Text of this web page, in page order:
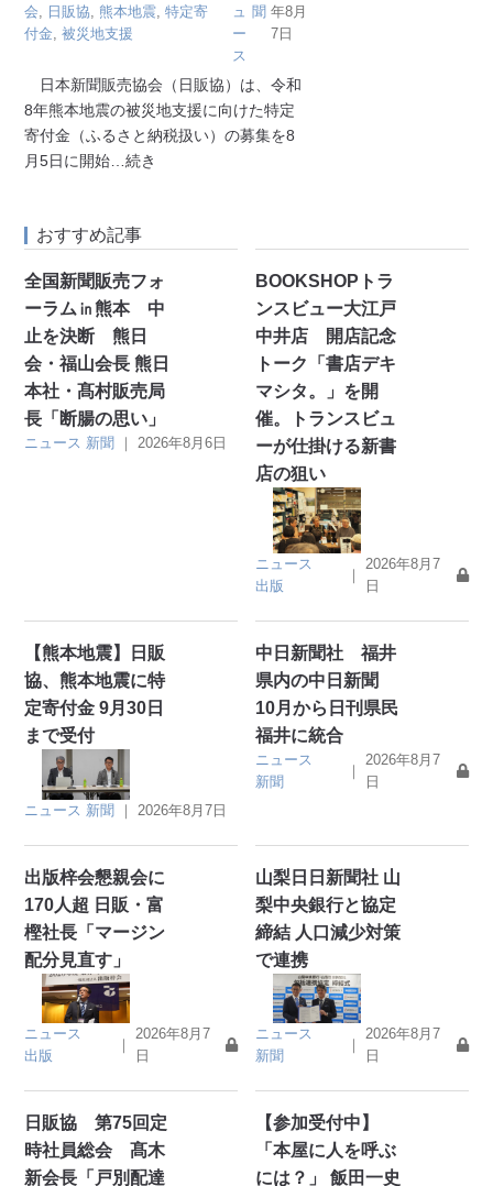
会, 日販協, 熊本地震,特定寄
付金,被災地支援
ュ
ー
ス
聞 年8月
7日
日本新聞販売協会（日販協）は、令和
8年熊本地震の被災地支援に向けた特定
寄付金（ふるさと納税扱い）の募集を8
月5日に開始…続き
おすすめ記事
全国新聞販売フォ
ーラム㏌熊本 中
止を決断 熊日
会・福山会長 熊日
本社・髙村販売局
長「断腸の思い」
ニュース 新聞 ｜2026年8月6日
BOOKSHOPトラ
ンスビュー大江戸
中井店 開店記念
トーク「書店デキ
マシタ。」を開
催。トランスビュ
ーが仕掛ける新書
店の狙い
ニュース
出版
｜
2026年8月7
日
【熊本地震】日販
協、熊本地震に特
定寄付金 9月30日
まで受付
ニュース 新聞 ｜ 2026年8月7日
中日新聞社 福井
県内の中日新聞
10月から日刊県民
福井に統合
ニュース
新聞
｜
2026年8月7
日
出版梓会懇親会に
170人超 日販・富
樫社長「マージン
配分見直す」
ニュース
出版
｜
2026年8月7
日
山梨日日新聞社 山
梨中央銀行と協定
締結 人口減少対策
で連携
ニュース
新聞
｜
2026年8月7
日
日販協 第75回定
時社員総会 髙木
新会長「戸別配達
【参加受付中】
「本屋に人を呼ぶ
には？」 飯田一史